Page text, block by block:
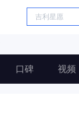
口碑 视频